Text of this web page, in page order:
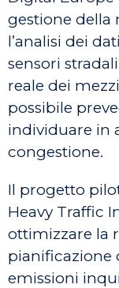
gestione della
l’analisi dei
sensori
reale dei
possibile
individuare in
congestione.
Il progetto
Heavy Traffic
ottimizzare la
pianificazione
emissioni